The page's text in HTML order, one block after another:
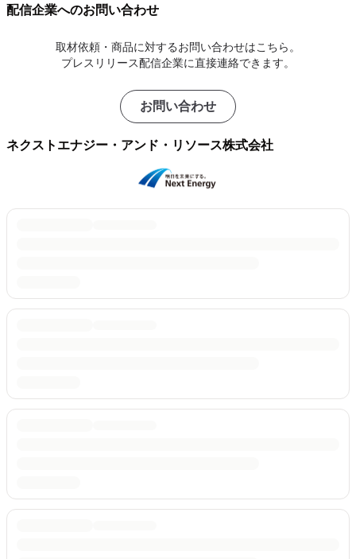
配信企業へのお問い合わせ
取材依頼・商品に対するお問い合わせはこちら。
プレスリリース配信企業に直接連絡できます。
お問い合わせ
ネクストエナジー・アンド・リソース株式会社